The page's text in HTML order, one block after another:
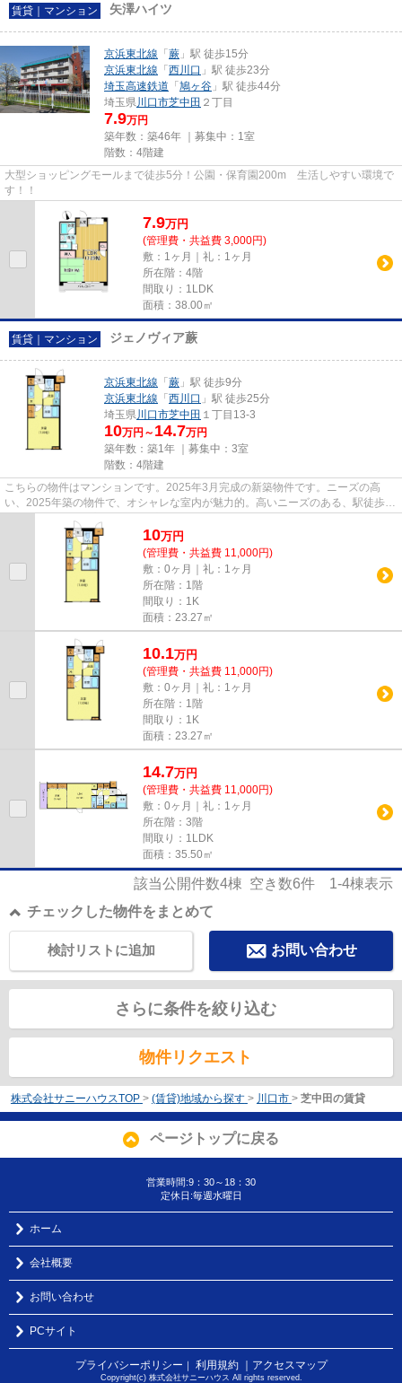
賃貸｜マンション 矢澤ハイツ
京浜東北線 「 蕨 」駅 徒歩15分
京浜東北線 「 西川口 」駅 徒歩23分
埼玉高速鉄道 「 鳩ヶ谷 」駅 徒歩44分
埼玉県川口市芝中田 ２丁目
7.9万円
築年数：築46年 ｜募集中： 1室
階数：4階建
大型ショッピングモールまで徒歩5分！公園・保育園200m 生活しやすい環境で
す！！
7.9万円
(管理費・共益費 3,000円)
敷：1ヶ月｜礼：1ヶ月
所在階：4階
間取り：1LDK
面積：38.00㎡
賃貸｜マンション ジェノヴィア蕨
京浜東北線 「 蕨 」駅 徒歩9分
京浜東北線 「 西川口 」駅 徒歩25分
埼玉県川口市芝中田 １丁目13-3
10万円～ 14.7万円
築年数：築1年 ｜募集中： 3室
階数：4階建
こちらの物件はマンションです。2025年3月完成の新築物件です。ニーズの高
い、2025年築の物件で、オシャレな室内が魅力的。高いニーズのある、駅徒歩9
分の物件です。丁寧かつ迅速に対...
10万円
(管理費・共益費 11,000円)
敷：0ヶ月｜礼：1ヶ月
所在階：1階
間取り：1K
面積：23.27㎡
10.1万円
(管理費・共益費 11,000円)
敷：0ヶ月｜礼：1ヶ月
所在階：1階
間取り：1K
面積：23.27㎡
14.7万円
(管理費・共益費 11,000円)
敷：0ヶ月｜礼：1ヶ月
所在階：3階
間取り：1LDK
面積：35.50㎡
該当公開件数4棟 空き数6件 1-4棟表示
チェックした物件をまとめて
お問い合わせ
検討リストに追加
さらに条件を絞り込む
物件リクエスト
株式会社サニーハウスTOP > (賃貸)地域から探す > 川口市 > 芝中田の賃貸
ページトップに戻る
営業時間:9：30～18：30
定休日:毎週水曜日
ホーム
会社概要
お問い合わせ
PCサイト
プライバシーポリシー ｜ 利用規約 ｜アクセスマップ
Copyright(c) 株式会社サニーハウス All rights reserved.